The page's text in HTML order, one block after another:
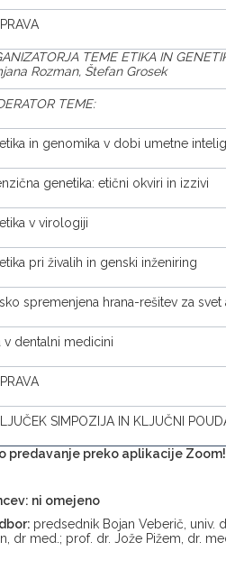
TEME ETIKA IN
Rozman, Štefan Grosek
TEME:
in genomika v dobi umetne
genetika: etični okviri in izzivi
v virologiji
pri živalih in genski inženiring
spremenjena hrana-rešitev za svet
v dentalni medicini
SIMPOZIJA IN KLJUČNI
predavanje preko aplikacije Zoom!
ni omejeno
predsednik Bojan Veberič, univ.
dr med.; prof. dr. Jože Pižem, dr.